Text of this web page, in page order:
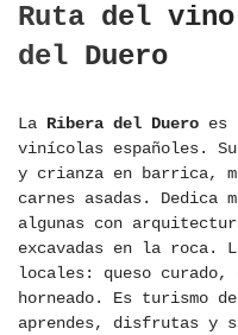
Ruta del
del Duero
La Ribera del Duero es
vinícolas españoles.
y crianza en barrica,
carnes asadas. Dedica
algunas con
excavadas en la roca.
locales: queso curado,
horneado. Es turismo
aprendes, disfrutas y